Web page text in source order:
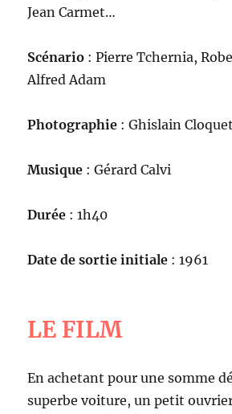
Jean Carmet…
Scénario : Pierre Tchernia,
Alfred Adam
Photographie : Ghislain Cloquet
Musique : Gérard Calvi
Durée : 1h40
Date de sortie initiale : 1961
LE FILM
En achetant pour une somme
superbe voiture, un petit